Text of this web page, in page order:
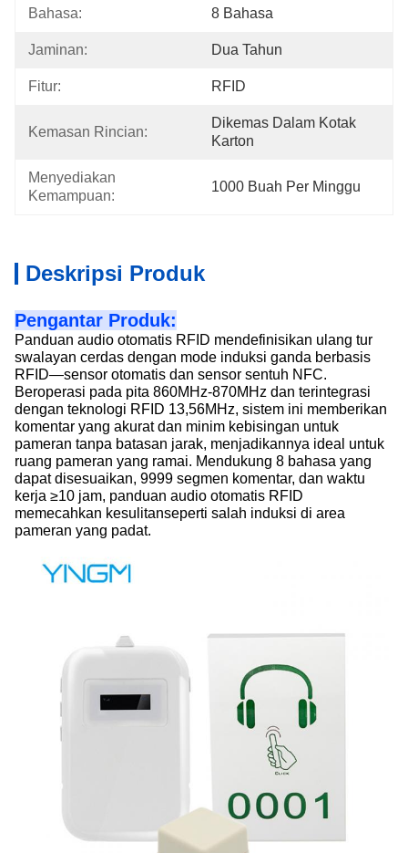
Bahasa: 8 Bahasa
Jaminan: Dua Tahun
Fitur: RFID
Kemasan Rincian:
Dikemas Dalam Kotak
Karton
Menyediakan
Kemampuan:
1000 Buah Per Minggu
Deskripsi Produk
Pengantar Produk:
Panduan audio otomatis RFID mendefinisikan ulang tur
swalayan cerdas dengan mode induksi ganda berbasis
RFID—sensor otomatis dan sensor sentuh NFC.
Beroperasi pada pita 860MHz-870MHz dan terintegrasi
dengan teknologi RFID 13,56MHz, sistem ini memberikan
komentar yang akurat dan minim kebisingan untuk
pameran tanpa batasan jarak, menjadikannya ideal untuk
ruang pameran yang ramai. Mendukung 8 bahasa yang
dapat disesuaikan, 9999 segmen komentar, dan waktu
kerja ≥10 jam, panduan audio otomatis RFID
memecahkan kesulitanseperti salah induksi di area
pameran yang padat.